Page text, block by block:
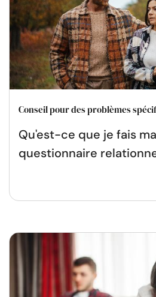
Conseil pour des problèmes
Qu'est-ce que je fais
questionnaire